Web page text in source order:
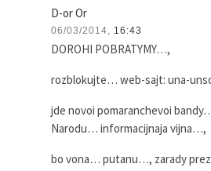
D-or Or
06/03/2014, 16:43
DOROHI POBRATYMY…,
rozblokujte… web-sajt: una-
jde novoi pomaranchevoi
Narodu… informacijnaja vijna…,
bo vona… putanu…, zarady